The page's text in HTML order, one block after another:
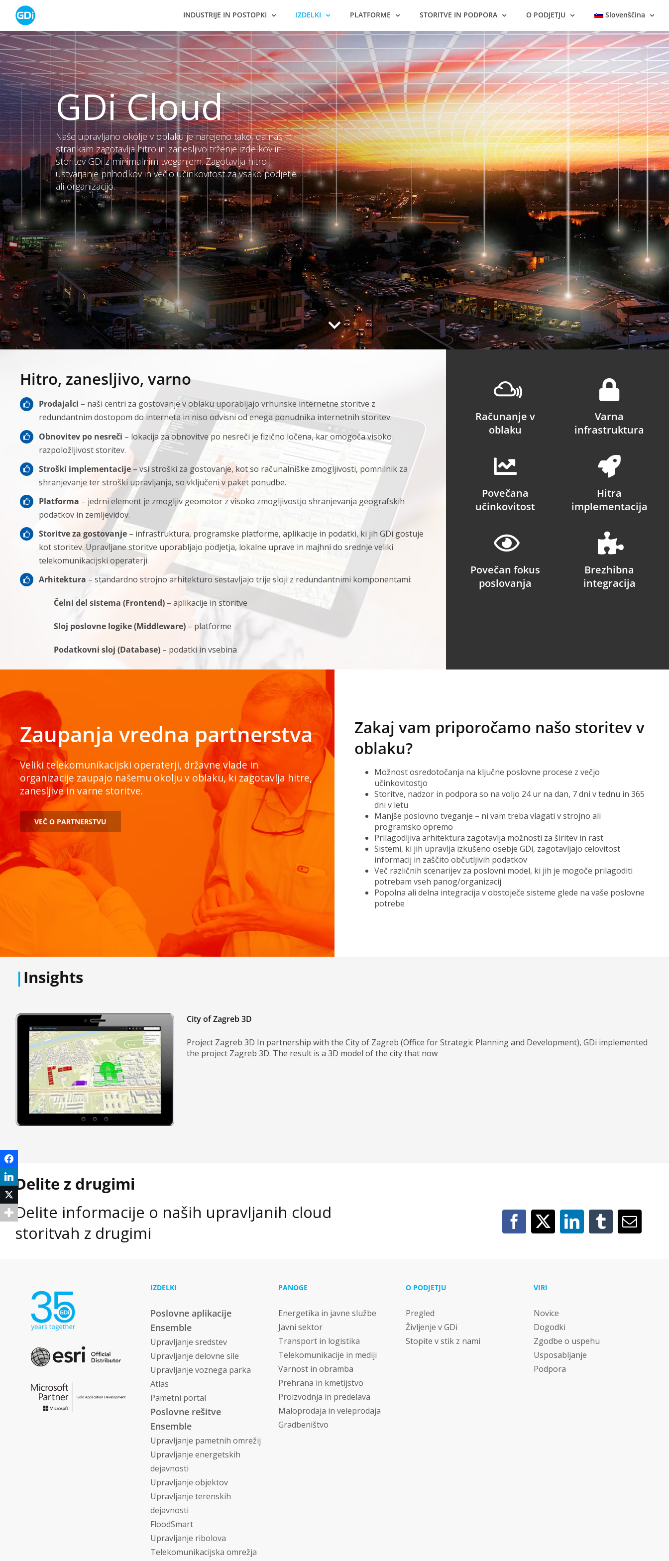
content
INDUSTRIJE IN POSTOPKI IZDELKI PLATFORME STORITVE IN PODPORA O PODJETJU Slovenščina
GDi Cloud
Naše upravljano okolje v oblaku je narejeno tako, da našim
strankam zagotavlja hitro in zanesljivo trženje izdelkov in
storitev GDi z minimalnim tveganjem. Zagotavlja hitro
ustvarjanje prihodkov in večjo učinkovitost za vsako podjetje
ali organizacijo.
Hitro, zanesljivo, varno
Prodajalci – naši centri za gostovanje v oblaku uporabljajo vrhunske internetne storitve z
redundantnim dostopom do interneta in niso odvisni od enega ponudnika internetnih storitev.
Obnovitev po nesreči – lokacija za obnovitve po nesreči je fizično ločena, kar omogoča visoko
razpoložljivost storitev.
Stroški implementacije– vsi stroški za gostovanje, kot so računalniške zmogljivosti, pomnilnik za
shranjevanje ter stroški upravljanja, so vključeni v paket ponudbe.
Platforma – jedrni element je zmogljiv geomotor z visoko zmogljivostjo shranjevanja geografskih
podatkov in zemljevidov.
Storitve za gostovanje – infrastruktura, programske platforme, aplikacije in podatki, ki jih GDi gostuje
kot storitev. Upravljane storitve uporabljajo podjetja, lokalne uprave in majhni do srednje veliki
telekomunikacijski operaterji.
Arhitektura – standardno strojno arhitekturo sestavljajo trije sloji z redundantnimi komponentami:
Čelni del sistema (Frontend) – aplikacije in storitve
Sloj poslovne logike (Middleware) – platforme
Podatkovni sloj (Database) – podatki in vsebina
Računanje v
oblaku
Varna
infrastruktura
Povečana
učinkovitost
Hitra
implementacija
Povečan fokus
poslovanja
Brezhibna
integracija
Zaupanja vredna partnerstva
Veliki telekomunikacijski operaterji, državne vlade in
organizacije zaupajo našemu okolju v oblaku, ki zagotavlja hitre,
zanesljive in varne storitve.
VEČ O PARTNERSTVU
Zakaj vam priporočamo našo storitev v
oblaku?
Možnost osredotočanja na ključne poslovne procese z večjo
učinkovitostjo
Storitve, nadzor in podpora so na voljo 24 ur na dan, 7 dni v tednu in 365
dni v letu
Manjše poslovno tveganje – ni vam treba vlagati v strojno ali
programsko opremo
Prilagodljiva arhitektura zagotavlja možnosti za širitev in rast
Sistemi, ki jih upravlja izkušeno osebje GDi, zagotavljajo celovitost
informacij in zaščito občutljivih podatkov
Več različnih scenarijev za poslovni model, ki jih je mogoče prilagoditi
potrebam vseh panog/organizacij
Popolna ali delna integracija v obstoječe sisteme glede na vaše poslovne
potrebe
|Insights
City of Zagreb 3D
Project Zagreb 3D In partnership with the City of Zagreb (Office for Strategic Planning and Development), GDi implemented
the project Zagreb 3D. The result is a 3D model of the city that now
Delite z drugimi
Delite informacije o naših upravljanih cloud
storitvah z drugimi
IZDELKI
Poslovne aplikacije
Ensemble
Upravljanje sredstev
Upravljanje delovne sile
Upravljanje voznega parka
Atlas
Pametni portal
Poslovne rešitve
Ensemble
Upravljanje pametnih omrežij
Upravljanje energetskih
dejavnosti
Upravljanje objektov
Upravljanje terenskih
dejavnosti
FloodSmart
Upravljanje ribolova
Telekomunikacijska omrežja
PANOGE
Energetika in javne službe
Javni sektor
Transport in logistika
Telekomunikacije in mediji
Varnost in obramba
Prehrana in kmetijstvo
Proizvodnja in predelava
Maloprodaja in veleprodaja
Gradbeništvo
O PODJETJU
Pregled
Življenje v GDi
Stopite v stik z nami
VIRI
Novice
Dogodki
Zgodbe o uspehu
Usposabljanje
Podpora
LinkedIn